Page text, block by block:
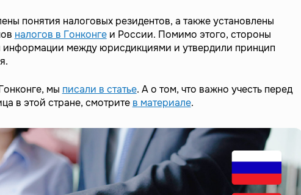
понятия налоговых резидентов, а также установлены
налогов в Гонконгеи России. Помимо этого, стороны
информации между юрисдикциями и утвердили принцип
мы писали в статье. А о том, что важно учесть перед
в этой стране, смотрите в материале.